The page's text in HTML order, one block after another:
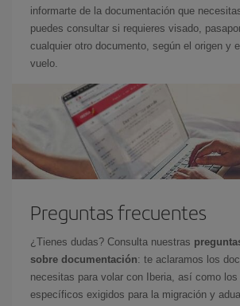
informarte de la documentación que
puedes consultar si requieres visado,
cualquier otro documento, según el origen y
vuelo.
Preguntas frecuentes
¿Tienes dudas? Consulta nuestras
sobre documentación: te aclaramos los
necesitas para volar con Iberia, así como los
específicos exigidos para la migración y